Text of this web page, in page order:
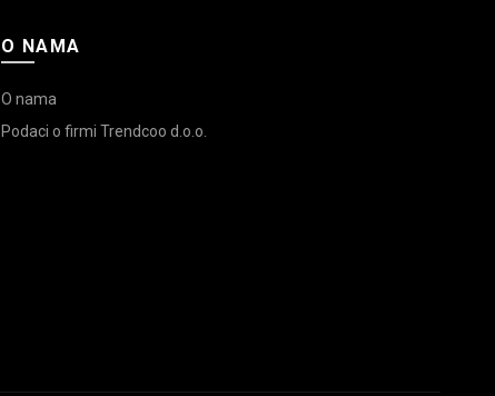
O NAMA
O nama
Podaci o firmi Trendcoo d.o.o.